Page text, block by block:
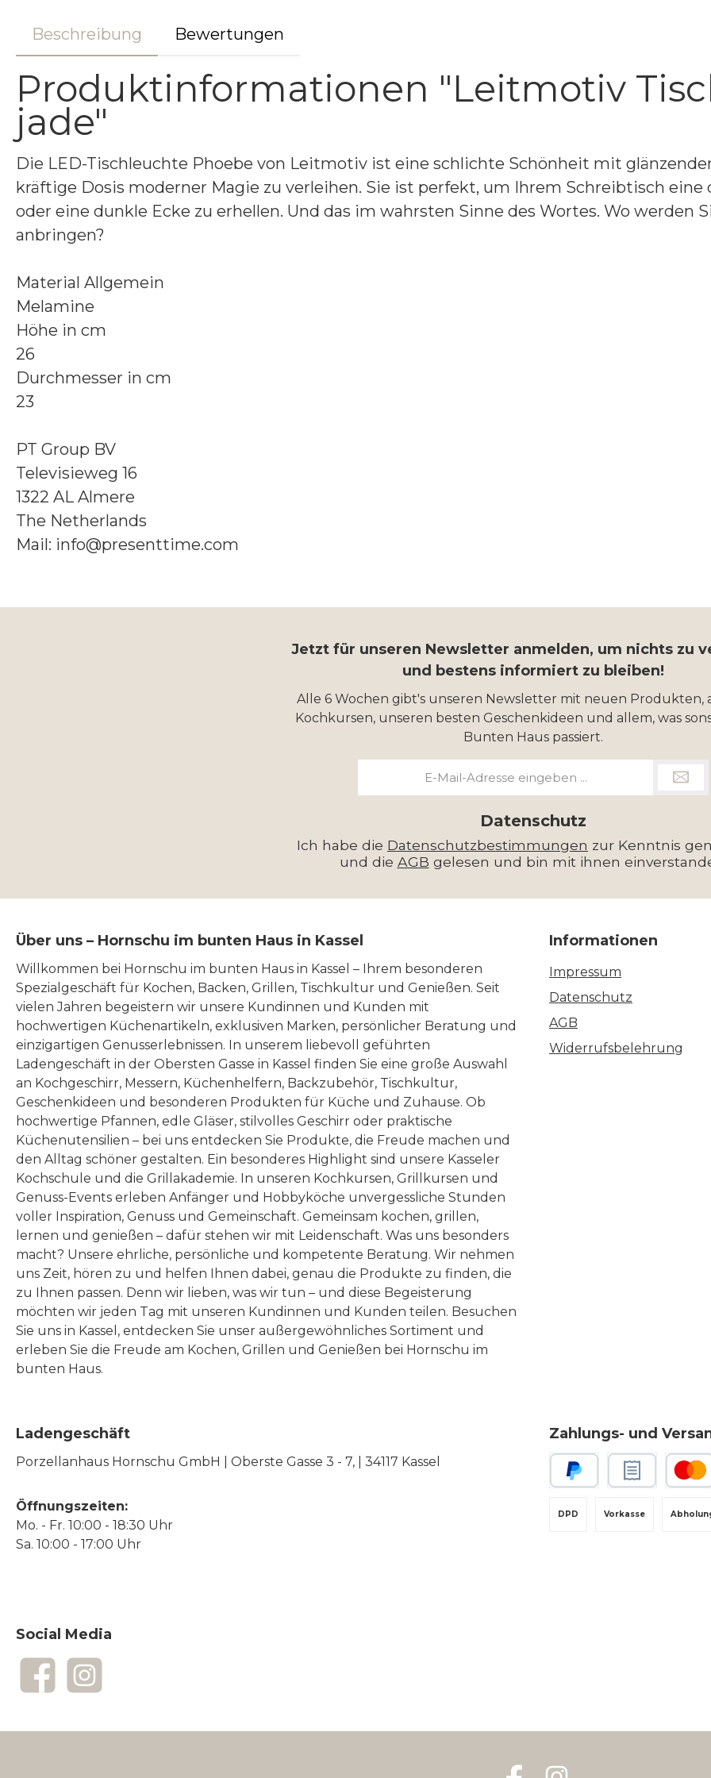
Beschreibung Bewertungen
Produktinformationen "Leitmotiv
jade"
Die LED-Tischleuchte Phoebe von Leitmotiv ist eine schlichte Schönheit mit
kräftige Dosis moderner Magie zu verleihen. Sie ist perfekt, um Ihrem Schreibtisch
oder eine dunkle Ecke zu erhellen. Und das im wahrsten Sinne des Wortes. Wo werden
anbringen?
Material Allgemein
Melamine
Höhe in cm
26
Durchmesser in cm
23
PT Group BV
Televisieweg 16
1322 AL Almere
The Netherlands
Mail: info@presenttime.com
Jetzt für unseren Newsletter anmelden, um nichts zu
und bestens informiert zu bleiben!
Alle 6 Wochen gibt's unseren Newsletter mit neuen Produkten,
Kochkursen, unseren besten Geschenkideen und allem, was
Bunten Haus passiert.
Datenschutz
Ich habe die Datenschutzbestimmungen zur Kenntnis
und die AGB gelesen und bin mit ihnen
Über uns – Hornschu im bunten Haus in Kassel
Willkommen bei Hornschu im bunten Haus in Kassel – Ihrem besonderen
Spezialgeschäft für Kochen, Backen, Grillen, Tischkultur und Genießen. Seit
vielen Jahren begeistern wir unsere Kundinnen und Kunden mit
hochwertigen Küchenartikeln, exklusiven Marken, persönlicher Beratung und
einzigartigen Genusserlebnissen. In unserem liebevoll geführten
Ladengeschäft in der Obersten Gasse in Kassel finden Sie eine große Auswahl
an Kochgeschirr, Messern, Küchenhelfern, Backzubehör, Tischkultur,
Geschenkideen und besonderen Produkten für Küche und Zuhause. Ob
hochwertige Pfannen, edle Gläser, stilvolles Geschirr oder praktische
Küchenutensilien – bei uns entdecken Sie Produkte, die Freude machen und
den Alltag schöner gestalten. Ein besonderes Highlight sind unsere Kasseler
Kochschule und die Grillakademie. In unseren Kochkursen, Grillkursen und
Genuss-Events erleben Anfänger und Hobbyköche unvergessliche Stunden
voller Inspiration, Genuss und Gemeinschaft. Gemeinsam kochen, grillen,
lernen und genießen – dafür stehen wir mit Leidenschaft. Was uns besonders
macht? Unsere ehrliche, persönliche und kompetente Beratung. Wir nehmen
uns Zeit, hören zu und helfen Ihnen dabei, genau die Produkte zu finden, die
zu Ihnen passen. Denn wir lieben, was wir tun – und diese Begeisterung
möchten wir jeden Tag mit unseren Kundinnen und Kunden teilen. Besuchen
Sie uns in Kassel, entdecken Sie unser außergewöhnliches Sortiment und
erleben Sie die Freude am Kochen, Grillen und Genießen bei Hornschu im
bunten Haus.
Informationen
Impressum
Datenschutz
AGB
Widerrufsbelehrung
Ladengeschäft
Porzellanhaus Hornschu GmbH | Oberste Gasse 3 - 7, | 34117 Kassel
Öffnungszeiten:
Mo. - Fr. 10:00 - 18:30 Uhr
Sa. 10:00 - 17:00 Uhr
Zahlungs- und
Vorkasse
DPD
Social Media
FacebookInstagram